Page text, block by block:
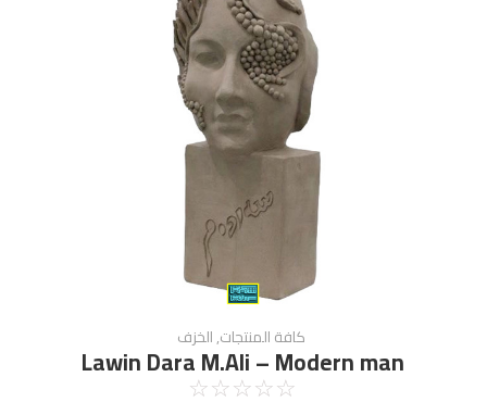
كافة المنتجات,الخزف
Lawin Dara M.Ali – Modern man
☆
☆
☆
☆
☆